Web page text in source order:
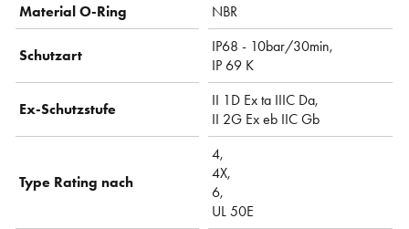
Material O-Ring
NBR
Schutzart
IP68 - 10bar/30min,
IP 69 K
Ex-Schutzstufe
II 1D Ex ta IIIC Da,
II 2G Ex eb IIC Gb
Type Rating nach
4,
4X,
6,
UL 50E